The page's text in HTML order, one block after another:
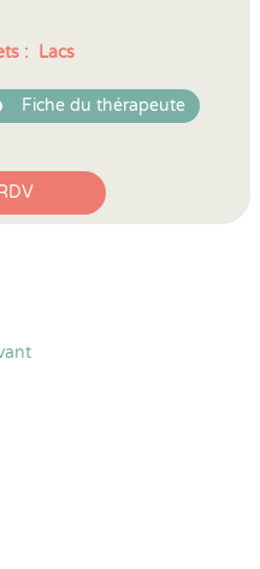
: Lacs
Fiche du thérapeute